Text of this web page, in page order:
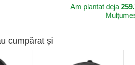
Am plantat deja
cumpărat și